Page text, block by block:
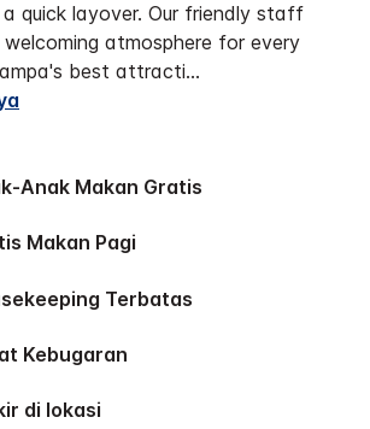
quick layover. Our friendly staff
welcoming atmosphere for every
best attracti...
Anak Makan Gratis
Makan Pagi
Terbatas
Kebugaran
di lokasi